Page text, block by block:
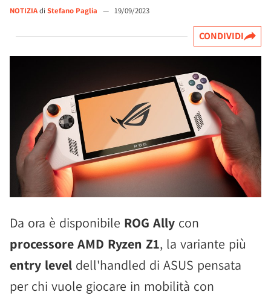
NOTIZIAdi Stefano Paglia — 19/09/2023
CONDIVIDI
Da ora è disponibile ROG Ally con
processore AMD Ryzen Z1, la variante più
entry level dell'handled di ASUS pensata
per chi vuole giocare in mobilità con